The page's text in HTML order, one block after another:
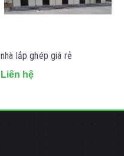
nhà lắp ghép giá rẻ
Liên hệ